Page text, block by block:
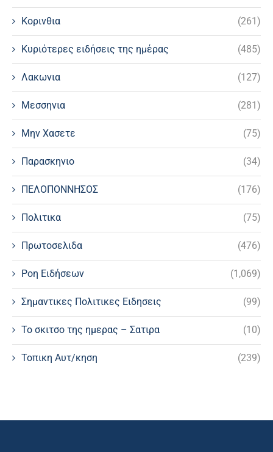
Κορινθια (261)
Κυριότερες ειδήσεις της ημέρας (485)
Λακωνια (127)
Μεσσηνια (281)
Μην Χασετε (75)
Παρασκηνιο (34)
ΠΕΛΟΠΟΝΝΗΣΟΣ (176)
Πολιτικα (75)
Πρωτοσελιδα (476)
Ροη Ειδήσεων (1,069)
Σημαντικες Πολιτικες Ειδησεις (99)
Το σκιτσο της ημερας – Σατιρα (10)
Τοπικη Αυτ/κηση (239)